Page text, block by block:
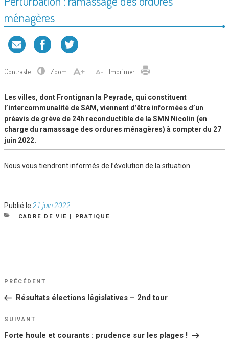
ménagères
Contraste Zoom Imprimer
Les villes, dont Frontignan la Peyrade, qui constituent
l’intercommunalité de SAM, viennent d’être informées d’un
préavis de grève de 24h reconductible de la SMN Nicolin (en
charge du ramassage des ordures ménagères) à compter du 27
juin 2022.
Nous vous tiendront informés de l’évolution de la situation.
Publié le Publié
le
21 juin 2022
CATÉGORIES
CADRE DE VIE PRATIQUE
NAVIGATION
DE
Article
PRÉCÉDENT
Résultats élections législatives – 2nd tour
Article
SUIVANT
Forte houle et courants : prudence sur les plages !